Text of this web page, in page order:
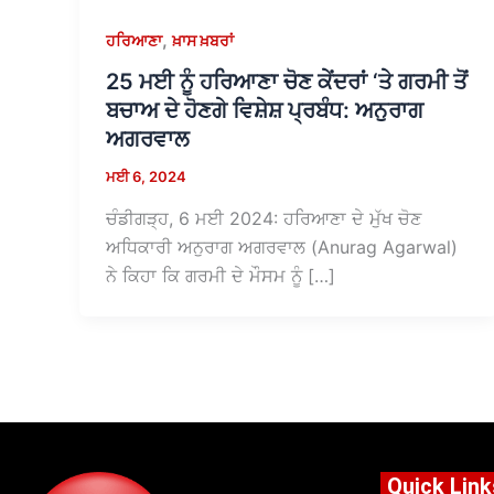
ਹਰਿਆਣਾ,ਖ਼ਾਸ ਖ਼ਬਰਾਂ
25 ਮਈ ਨੂੰ ਹਰਿਆਣਾ ਚੋਣ ਕੇਂਦਰਾਂ ‘ਤੇ ਗਰਮੀ ਤੋਂ
ਬਚਾਅ ਦੇ ਹੋਣਗੇ ਵਿਸ਼ੇਸ਼ ਪ੍ਰਬੰਧ: ਅਨੁਰਾਗ
ਅਗਰਵਾਲ
ਮਈ 6, 2024
ਚੰਡੀਗੜ੍ਹ, 6 ਮਈ 2024: ਹਰਿਆਣਾ ਦੇ ਮੁੱਖ ਚੋਣ
ਅਧਿਕਾਰੀ ਅਨੁਰਾਗ ਅਗਰਵਾਲ (Anurag Agarwal)
ਨੇ ਕਿਹਾ ਕਿ ਗਰਮੀ ਦੇ ਮੌਸਮ ਨੂੰ […]
Quick